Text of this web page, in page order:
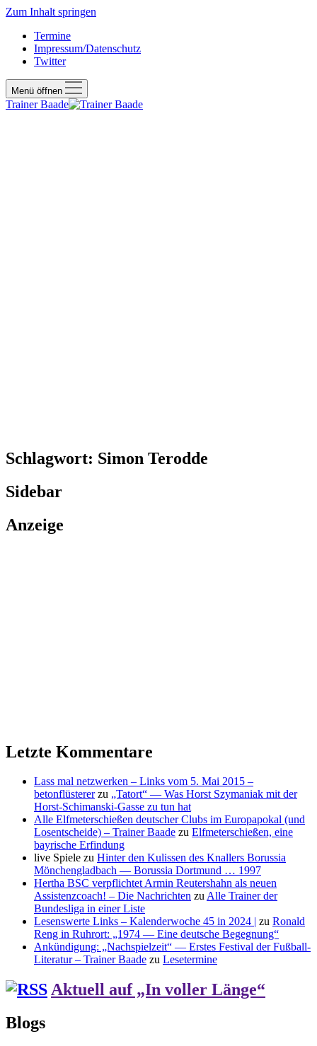
Zum Inhalt springen
Termine
Impressum/Datenschutz
Twitter
Menü öffnen
Trainer Baade
Schlagwort: Simon Terodde
Sidebar
Anzeige
Letzte Kommentare
Lass mal netzwerken – Links vom 5. Mai 2015 –
betonflüstererzu „Tatort“ — Was Horst Szymaniak mit der
Horst-Schimanski-Gasse zu tun hat
Alle Elfmeterschießen deutscher Clubs im Europapokal (und
Losentscheide) – Trainer Baade zu Elfmeterschießen, eine
bayrische Erfindung
live Spiele zu Hinter den Kulissen des Knallers Borussia
Mönchengladbach — Borussia Dortmund … 1997
Hertha BSC verpflichtet Armin Reutershahn als neuen
Assistenzcoach! – Die Nachrichten zuAlle Trainer der
Bundesliga in einer Liste
Lesenswerte Links – Kalenderwoche 45 in 2024 | zu Ronald
Reng in Ruhrort: „1974 — Eine deutsche Begegnung“
Ankündigung: „Nachspielzeit“ — Erstes Festival der Fußball-
Literatur – Trainer Baade zu Lesetermine
Aktuell auf „In voller Länge“
Blogs